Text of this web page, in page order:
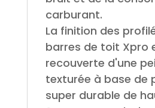
carburant.
La finition des
barres de toit Xpro
recouverte d'une
texturée à base de
super durable de